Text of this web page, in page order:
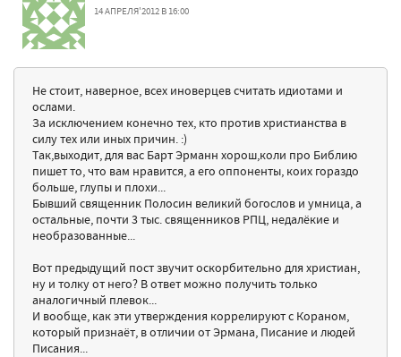
14 АПРЕЛЯ'2012 В 16:00
Не стоит, наверное, всех иноверцев считать идиотами и
ослами.
За исключением конечно тех, кто против христианства в
силу тех или иных причин. :)
Так,выходит, для вас Барт Эрманн хорош,коли про Библию
пишет то, что вам нравится, а его оппоненты, коих гораздо
больше, глупы и плохи...
Бывший священник Полосин великий богослов и умница, а
остальные, почти 3 тыс. священников РПЦ, недалёкие и
необразованные...
Вот предыдущий пост звучит оскорбительно для христиан,
ну и толку от него? В ответ можно получить только
аналогичный плевок...
И вообще, как эти утверждения коррелируют с Кораном,
который признаёт, в отличии от Эрмана, Писание и людей
Писания...